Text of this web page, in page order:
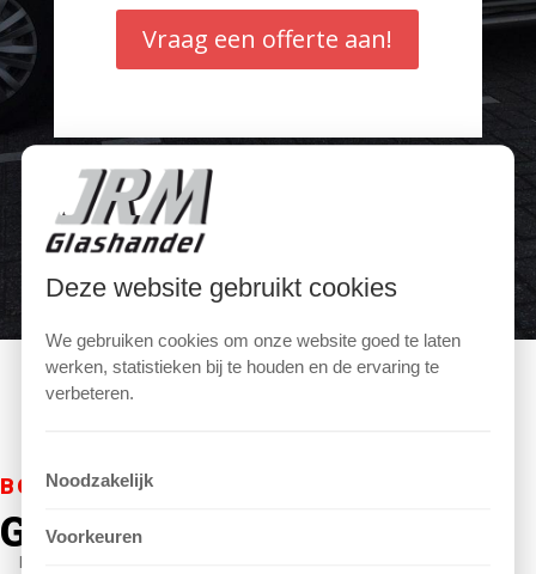
Vraag een offerte aan!
BOUNDLESS
Groot Assortiment
Maar JRM Glashandel kan meer voor u betekenen, ook voor
Deze website gebruikt cookies
We gebruiken cookies om onze website goed te laten
werken, statistieken bij te houden en de ervaring te
verbeteren.
Noodzakelijk
Voorkeuren